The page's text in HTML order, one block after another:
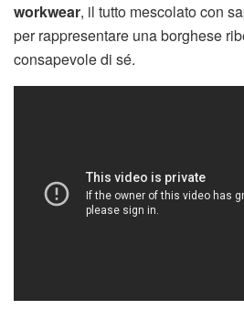
workwear, il tutto mescolato con
per rappresentare una borghese
consapevole di sé.